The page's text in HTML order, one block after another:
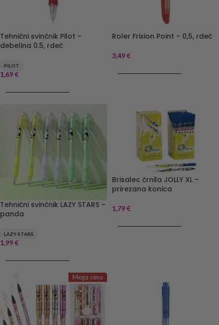
Tehnični svinčnik Pilot –
debelina 0.5, rdeč
PILOT
1,69€
Roler Frixion Point – 0,5, rdeč
3,49€
Tehnični svinčnik LAZY STARS –
panda
LAZY STARS
1,99€
Brisalec črnila JOLLY XL –
prirezana konica
1,79€
Mega cena